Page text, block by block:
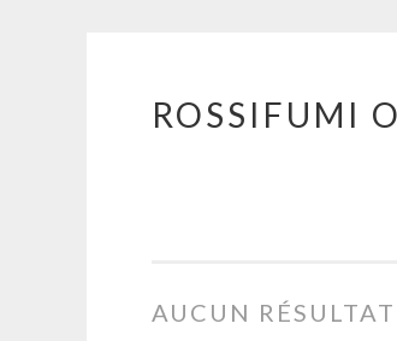
Aller
ROSSIFUMI
AUCUN RÉSULTAT